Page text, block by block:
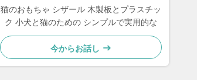
猫のおもちゃ シザール 木製板とプラスチッ
ク 小犬と猫のための シンプルで実用的な
今からお話し